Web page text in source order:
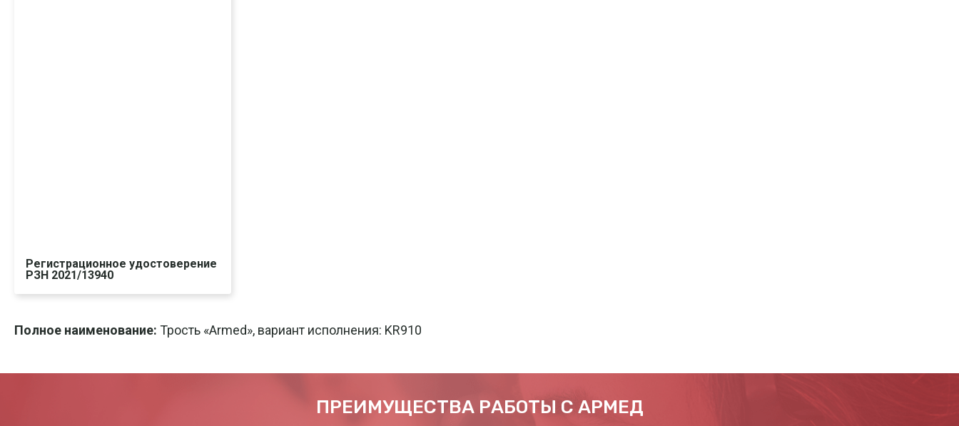
Регистрационное удостоверение
РЗН 2021/13940
Полное наименование: Трость «Armed», вариант исполнения: KR910
ПРЕИМУЩЕСТВА РАБОТЫ С АРМЕД